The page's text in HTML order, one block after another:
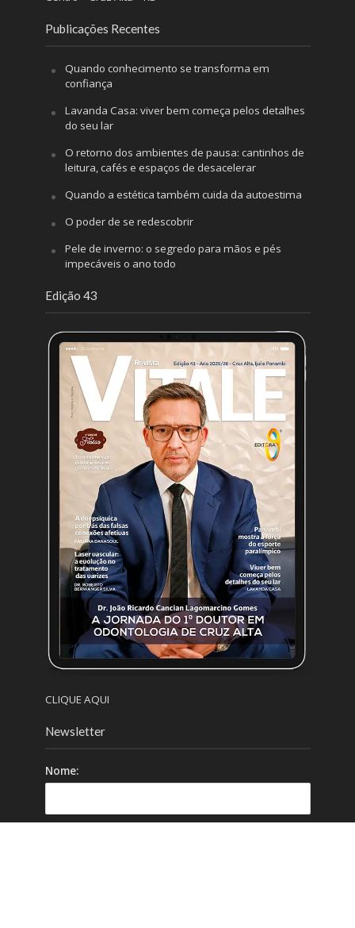
Publicações Recentes
Quando conhecimento se transforma em
confiança
Lavanda Casa: viver bem começa pelos detalhes
do seu lar
O retorno dos ambientes de pausa: cantinhos de
leitura, cafés e espaços de desacelerar
Quando a estética também cuida da autoestima
O poder de se redescobrir
Pele de inverno: o segredo para mãos e pés
impecáveis o ano todo
Edição 43
CLIQUE AQUI
Newsletter
Nome: